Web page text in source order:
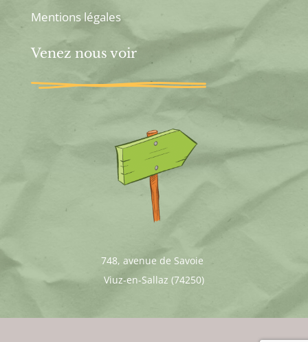
Mentions légales
Venez nous voir
748, avenue de Savoie
Viuz-en-Sallaz (74250)